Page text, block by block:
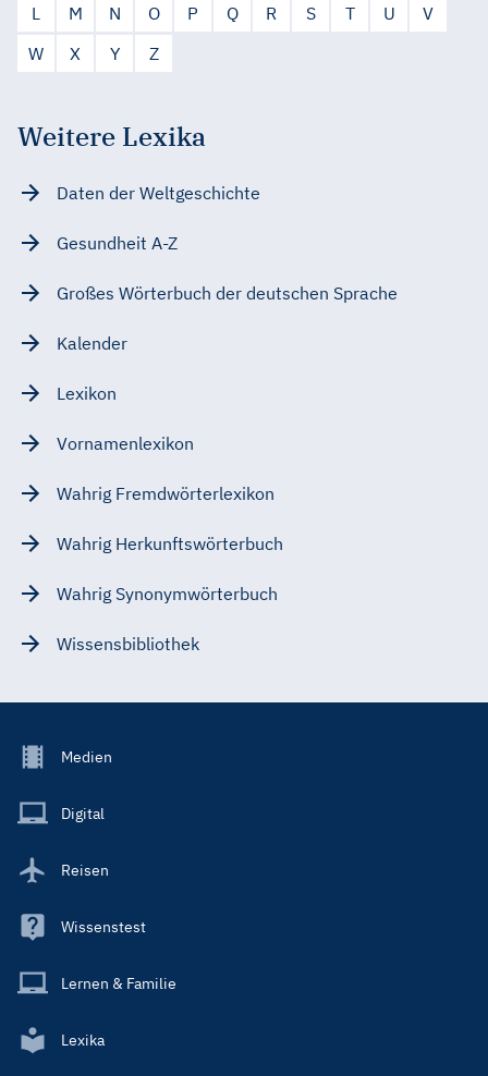
L
M N O P Q R S T U
V
W
X Y Z
Weitere Lexika
Daten der Weltgeschichte
Gesundheit A-Z
Großes Wörterbuch der deutschen Sprache
Kalender
Lexikon
Vornamenlexikon
Wahrig Fremdwörterlexikon
Wahrig Herkunftswörterbuch
Wahrig Synonymwörterbuch
Wissensbibliothek
Footer
Main
Medien
Digital
Reisen
Wissenstest
Lernen & Familie
Lexika